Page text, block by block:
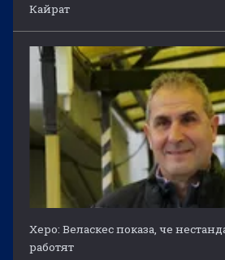
Кайрат
Херо: Веласкес показа, че
работят